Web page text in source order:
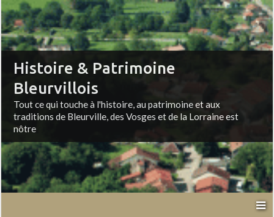
Histoire & Patrimoine
Bleurvillois
Tout ce qui touche à l'histoire, au patrimoine et aux
traditions de Bleurville, des Vosges et de la Lorraine est
nôtre